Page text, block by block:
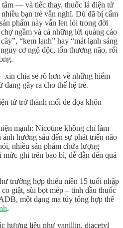
tâm — và tiếc thay, thuốc lá điện tử
bạn trẻ vẫn nghĩ. Dù đã bị cấm
phẩm này vẫn len lỏi trong đời
ngầm và cả những lời quảng cáo
“kem lạnh” hay “mát lạnh sảng
nguy cơ ngộ độc, tổn thương não, rối
.
xin chia sẻ rõ hơn về những hiểm
đang gây ra cho thế hệ trẻ.
tử trở thành mối đe dọa khôn
mạnh: Nicotine không chỉ làm
ảnh hưởng sâu đến sự phát triển não
nhiều sản phẩm chứa lượng
mức ghi trên bao bì, dễ dẫn đến quá
trường hợp thiếu niên 15 tuổi nhập
giật, sùi bọt mép – tinh dầu thuốc
, một dạng ma túy tổng hợp thế
.
hương liệu như vanillin, diacetyl